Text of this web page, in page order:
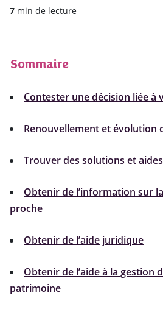
7 min de lecture
Sommaire
Contester une décision liée à
Renouvellement et évolution
Trouver des solutions et
Obtenir de l’information sur
proche
Obtenir de l’aide juridique
Obtenir de l’aide à la gestion
patrimoine